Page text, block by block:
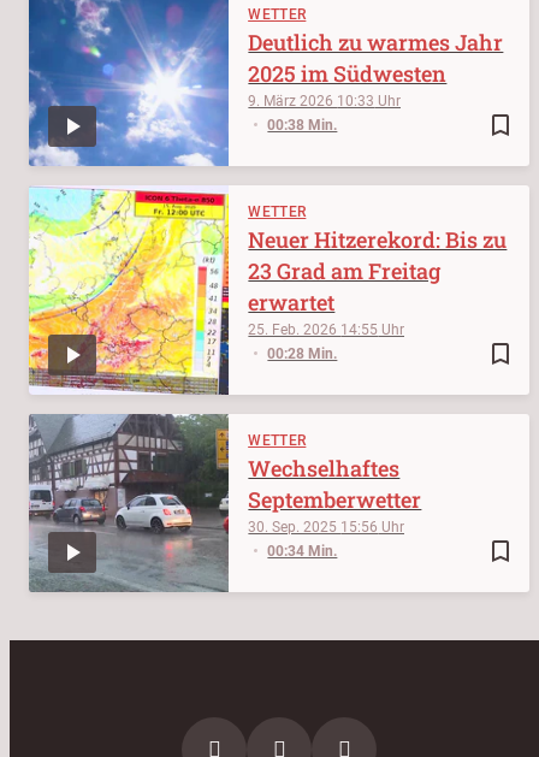
WETTER
bookmark_border
9. März 2026 10:33
00:38 Min.
Deutlich zu warmes Jahr
2025 im Südwesten
WETTER
bookmark_border
25. Feb. 2026 14:55
00:28 Min.
Neuer Hitzerekord: Bis zu
23 Grad am Freitag
erwartet
WETTER
bookmark_border
30. Sep. 2025 15:56
00:34 Min.
Wechselhaftes
Septemberwetter